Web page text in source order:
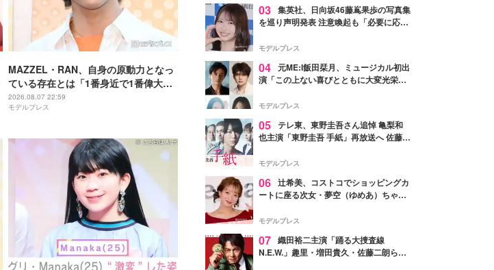
MAZZEL・RAN、自身の原動力となっ
ている存在とは「1番身近で1番偉大な
存在」
2026.08.07 22:59
モデルプレス
03 集英社、日向坂46藤嶌果歩の写真集
を巡り声明発表 注意喚起も「必要に応じ
モデルプレス
04 元ME:I飯田栞月、ミュージカル初出
演「この上ない喜びとともに大変光栄」
ャスト発表
モデルプレス
05 テレ東、東野圭吾さん追悼 亀梨和
也主演「東野圭吾 手紙」再放送へ 佐藤隆
モデルプレス
06 辻希美、コストコでショッピングカ
ートに座る次女・夢空（ゆめあ）ちゃん
ぎ」「成長を感じる」の声
モデルプレス
07 織田裕二主演「踊る大捜査線
N.E.W.」趣里・増田貴久・佐藤二朗ら新